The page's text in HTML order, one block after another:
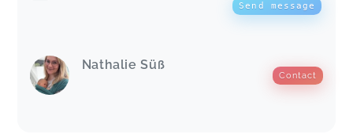
Send message
Nathalie Süß
Contact